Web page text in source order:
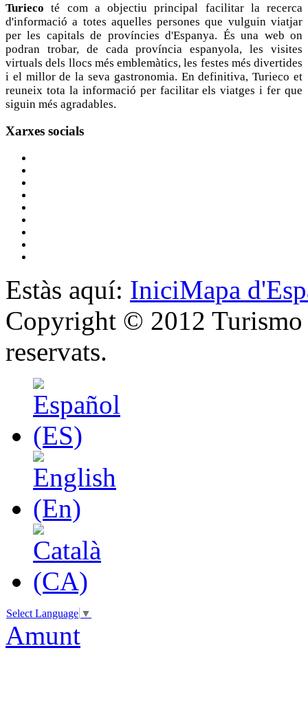
Turieco té com a objectiu principal facilitar la recerca
d'informació a totes aquelles persones que vulguin viatjar
per les capitals de províncies d'Espanya. És una web on
podran trobar, de cada província espanyola, les visites
virtuals dels llocs més emblemàtics, les festes més divertides
i el millor de la seva gastronomia. En definitiva, Turieco et
reuneix tota la informació per facilitar els viatges i fer que
siguin més agradables.
Xarxes socials
Estàs aquí: IniciMapa
Copyright © 2012 Turismo
reservats.
Select Language ▼
Amunt